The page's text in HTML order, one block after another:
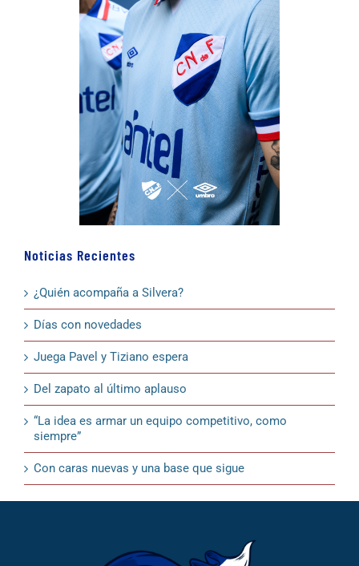
Noticias Recientes
¿Quién acompaña a Silvera?
Días con novedades
Juega Pavel y Tiziano espera
Del zapato al último aplauso
“La idea es armar un equipo competitivo, como
siempre”
Con caras nuevas y una base que sigue